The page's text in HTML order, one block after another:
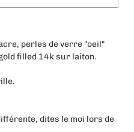
perles de verre "oeil"
filled 14k sur laiton.
dites le moi lors de